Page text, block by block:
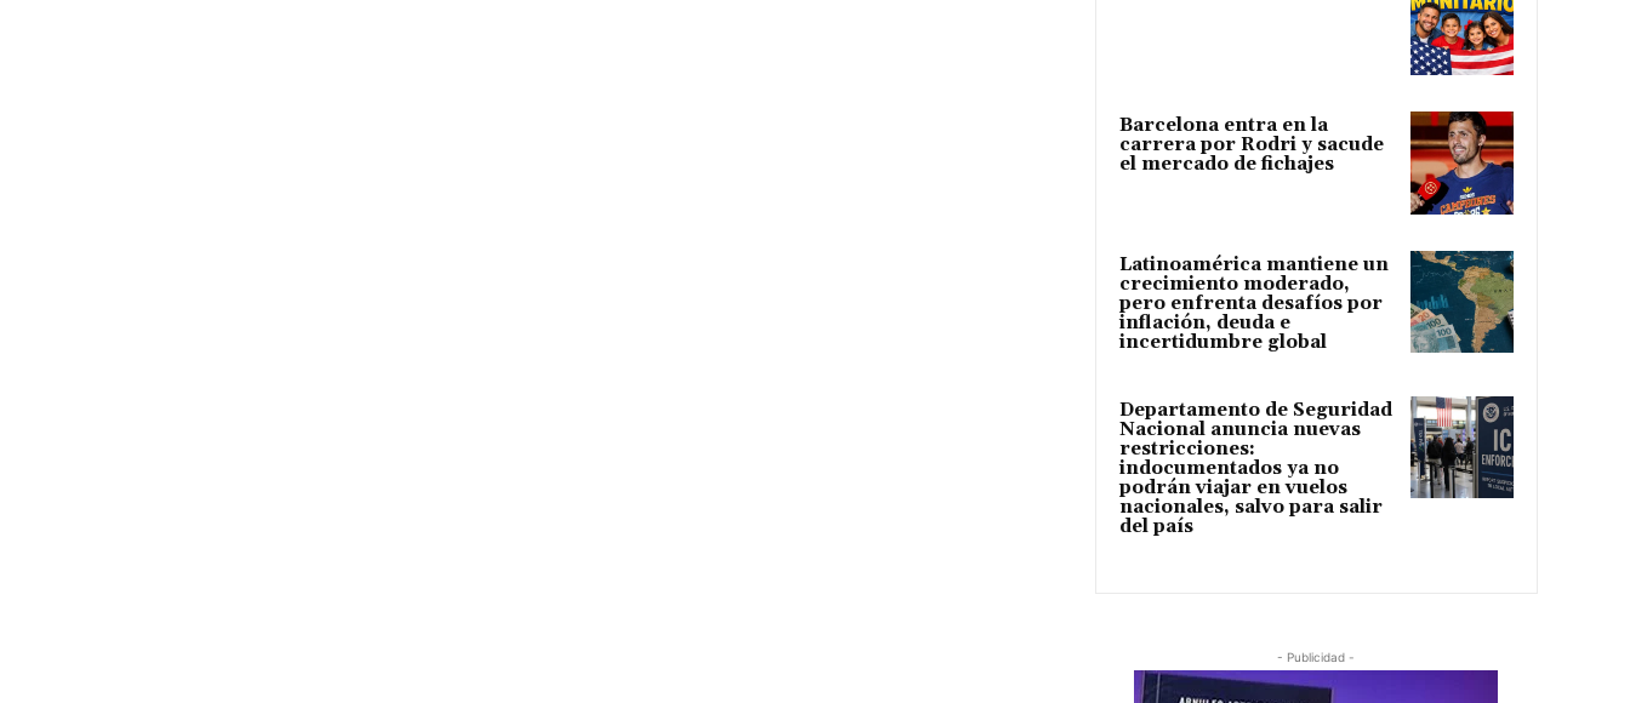
Barcelona entra en la
carrera por Rodri y sacude
el mercado de fichajes
Latinoamérica mantiene un
crecimiento moderado,
pero enfrenta desafíos por
inflación, deuda e
incertidumbre global
Departamento de Seguridad
Nacional anuncia nuevas
restricciones:
indocumentados ya no
podrán viajar en vuelos
nacionales, salvo para salir
del país
- Publicidad -